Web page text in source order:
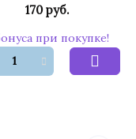
170 руб.
при покупке!